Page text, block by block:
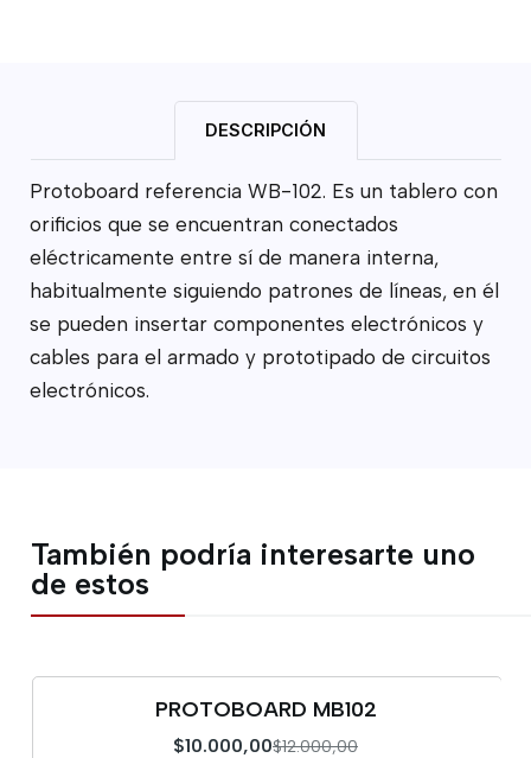
DESCRIPCIÓN
Protoboard referencia WB-102. Es un tablero con
orificios que se encuentran conectados
eléctricamente entre sí de manera interna,
habitualmente siguiendo patrones de líneas, en él
se pueden insertar componentes electrónicos y
cables para el armado y prototipado de circuitos
electrónicos.
También podría interesarte uno
de estos
PROTOBOARD MB102
$10.000,00$12.000,00